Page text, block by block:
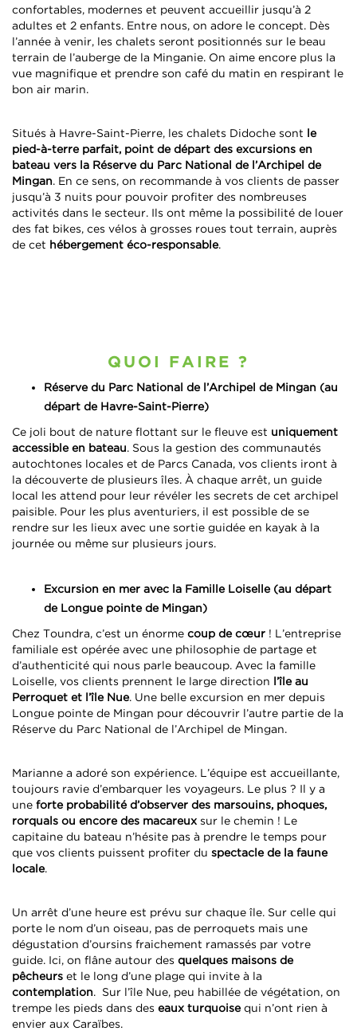
confortables, modernes et peuvent accueillir jusqu’à 2
adultes et 2 enfants. Entre nous, on adore le concept. Dès
l’année à venir, les chalets seront positionnés sur le beau
terrain de l’auberge de la Minganie. On aime encore plus la
vue magnifique et prendre son café du matin en respirant le
bon air marin.
Situés à Havre-Saint-Pierre, les chalets Didoche sont le
pied-à-terre parfait, point de départ des excursions en
bateau vers la Réserve du Parc National de l’Archipel de
Mingan . En ce sens, on recommande à vos clients de passer
jusqu’à 3 nuits pour pouvoir profiter des nombreuses
activités dans le secteur. Ils ont même la possibilité de louer
des fat bikes, ces vélos à grosses roues tout terrain, auprès
de cet hébergement éco-responsable.
QUOI FAIRE ?
Réserve du Parc National de l’Archipel de Mingan (au
départ de Havre-Saint-Pierre)
Ce joli bout de nature flottant sur le fleuve est uniquement
accessible en bateau . Sous la gestion des communautés
autochtones locales et de Parcs Canada, vos clients iront à
la découverte de plusieurs îles. À chaque arrêt, un guide
local les attend pour leur révéler les secrets de cet archipel
paisible. Pour les plus aventuriers, il est possible de se
rendre sur les lieux avec une sortie guidée en kayak à la
journée ou même sur plusieurs jours.
Excursion en mer avec la Famille Loiselle (au départ
de Longue pointe de Mingan)
Chez Toundra, c’est un énorme coup de cœur ! L’entreprise
familiale est opérée avec une philosophie de partage et
d’authenticité qui nous parle beaucoup. Avec la famille
Loiselle, vos clients prennent le large direction l’île au
Perroquet et l’île Nue. Une belle excursion en mer depuis
Longue pointe de Mingan pour découvrir l’autre partie de la
Réserve du Parc National de l’Archipel de Mingan.
Marianne a adoré son expérience. L’équipe est accueillante,
toujours ravie d’embarquer les voyageurs. Le plus ? Il y a
une forte probabilité d’observer des marsouins, phoques,
rorquals ou encore des macareux sur le chemin ! Le
capitaine du bateau n’hésite pas à prendre le temps pour
que vos clients puissent profiter du spectacle de la faune
locale.
Un arrêt d’une heure est prévu sur chaque île. Sur celle qui
porte le nom d’un oiseau, pas de perroquets mais une
dégustation d’oursins fraichement ramassés par votre
guide. Ici, on flâne autour des quelques maisons de
pêcheurs et le long d’une plage qui invite à la
contemplation . Sur l’île Nue, peu habillée de végétation, on
trempe les pieds dans des eaux turquoisequi n’ont rien à
envier aux Caraïbes.